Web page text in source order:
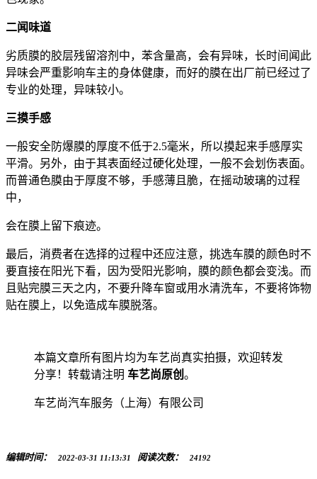
二闻味道
劣质膜的胶层残留溶剂中，苯含量高，会有异味，长时间闻此
异味会严重影响车主的身体健康，而好的膜在出厂前已经过了
专业的处理，异味较小。
三摸手感
一般安全防爆膜的厚度不低于2.5毫米，所以摸起来手感厚实
平滑。另外，由于其表面经过硬化处理，一般不会划伤表面。
而普通色膜由于厚度不够，手感薄且脆，在摇动玻璃的过程
中，
会在膜上留下痕迹。
最后，消费者在选择的过程中还应注意，挑选车膜的颜色时不
要直接在阳光下看，因为受阳光影响，膜的颜色都会变浅。而
且贴完膜三天之内，不要升降车窗或用水清洗车，不要将饰物
贴在膜上，以免造成车膜脱落。
本篇文章所有图片均为车艺尚真实拍摄，欢迎转发
分享！转载请注明 车艺尚原创 。
车艺尚汽车服务（上海）有限公司
编辑时间： 2022-03-31 11:13:31 阅读次数： 24192